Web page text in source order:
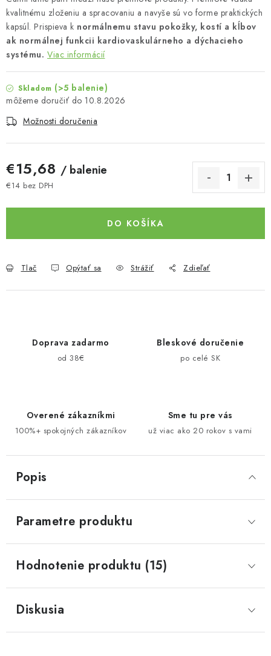
kvalitnému zloženiu a spracovaniu a navyše sú vo forme praktických
kapsúl. Prispieva k normálnemu stavu pokožky, kostí a kĺbov
ak normálnej funkcii kardiovaskulárneho a dýchacieho
systému. Viac informácií
Skladom (>5 balenie)
10.8.2026
Možnosti doručenia
€15,68 / balenie
€14 bez DPH
DO KOŠÍKA
Tlač Opýtať sa Strážiť Zdieľať
Doprava zadarmo
od 38€
Bleskové doručenie
po celé SK
Overené zákazníkmi
100%+ spokojných zákazníkov
Sme tu pre vás
už viac ako 20 rokov s vami
Popis
Parametre produktu
Hodnotenie produktu (15)
Diskusia